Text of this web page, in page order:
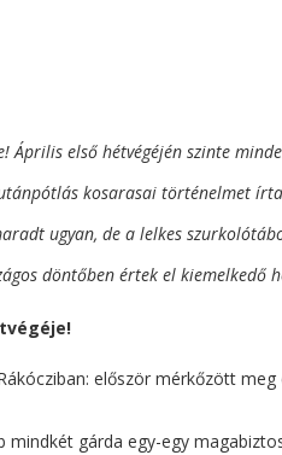
Április első hétvégéjén szinte
kosarasai történelmet
ugyan, de a lelkes
döntőben értek el kiemelkedő
először mérkőzött
gárda egy-egy